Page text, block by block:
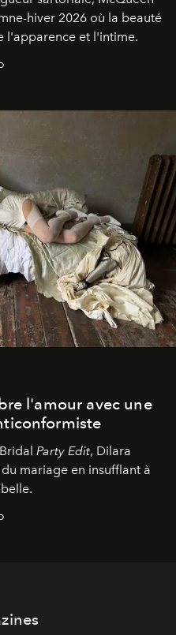
hiver 2026 où la beauté
l'apparence et l'intime.
l'amour avec une
Party Edit, Dilara
mariage en insufflant à